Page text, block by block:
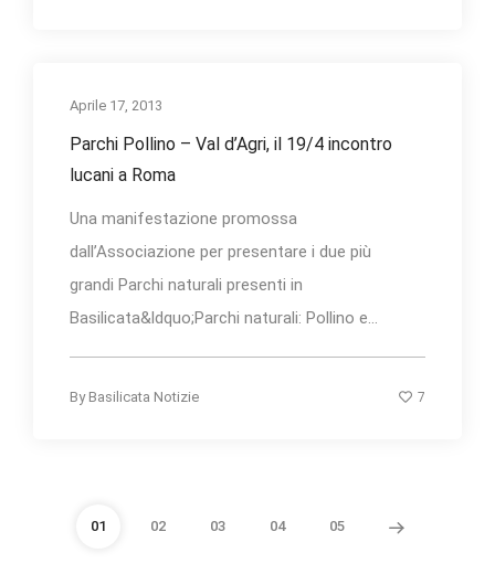
Aprile 17, 2013
Parchi Pollino – Val d’Agri, il 19/4 incontro
lucani a Roma
Una manifestazione promossa
dall’Associazione per presentare i due più
grandi Parchi naturali presenti in
Basilicata&ldquo;Parchi naturali: Pollino e...
By Basilicata Notizie 7
01 02 03 04 05